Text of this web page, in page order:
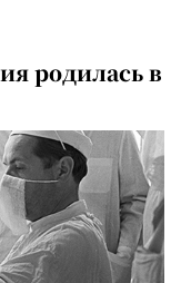
родилась в